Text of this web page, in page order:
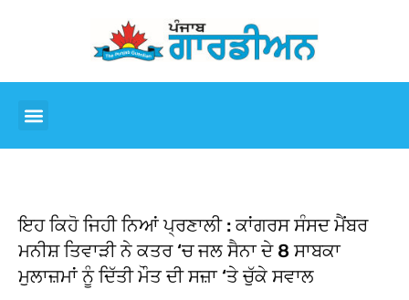
ਇਹ ਕਿਹੋ ਜਿਹੀ ਨਿਆਂ ਪ੍ਰਣਾਲੀ : ਕਾਂਗਰਸ ਸੰਸਦ ਮੈਂਬਰ
ਮਨੀਸ਼ ਤਿਵਾੜੀ ਨੇ ਕਤਰ ‘ਚ ਜਲ ਸੈਨਾ ਦੇ 8 ਸਾਬਕਾ
ਮੁਲਾਜ਼ਮਾਂ ਨੂੰ ਦਿੱਤੀ ਮੌਤ ਦੀ ਸਜ਼ਾ ‘ਤੇ ਚੁੱਕੇ ਸਵਾਲ